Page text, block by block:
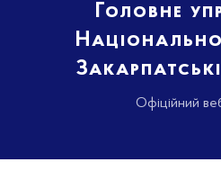
Головне
Офіційний